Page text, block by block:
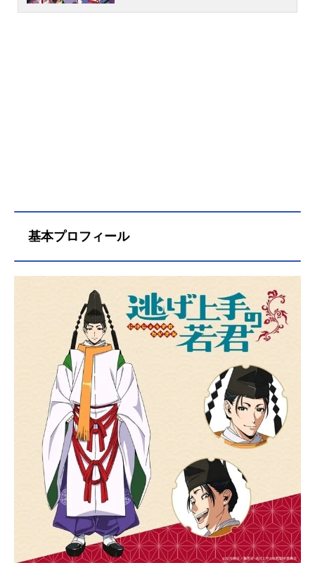
は―――。作品名逃げ上手の若君放
7月6日（土）〜2024年9月28日
也子：鈴代紗弓風間玄蕃：悠木碧吹
雪：戸谷菊之介諏訪頼重：中村悠一
足利高氏：小西克幸小笠原貞宗：青
山穣諏訪盛高：石黒史剛市河助房：
山本高広瘴奸：東地宏樹スタッフ原
作：松井優征（集英社「週刊少年ジ
ャンプ」連載）監督：山﨑雄太シリ
ーズ構成：冨田頼子キャラクターデ
ザイン：西谷泰史副監督：川上雄介
プロップデザイン：よごいぬサブキ
ャラクタ...
基本プロフィール